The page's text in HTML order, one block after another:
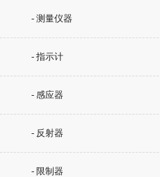
- 测量仪器
- 指示计
- 感应器
- 反射器
- 限制器